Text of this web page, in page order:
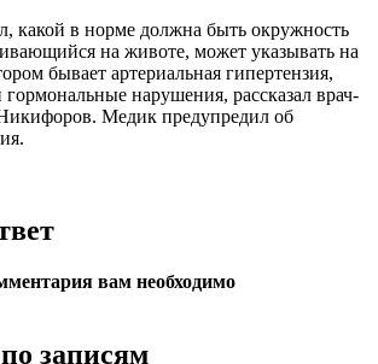
какой в норме должна быть окружность
на животе, может указывать на
бывает артериальная гипертензия,
нарушения, рассказал врач-
Медик предупредил об
вам необходимо
записям